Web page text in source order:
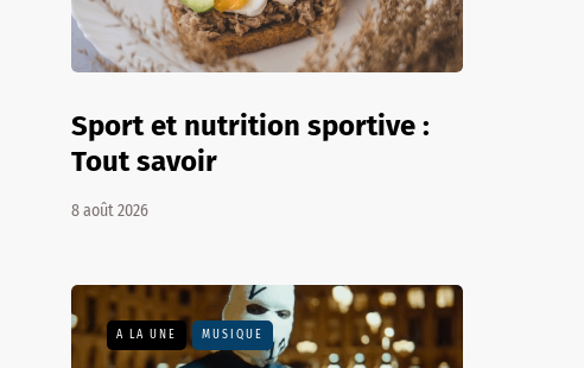
Sport et nutrition sportive :
Tout savoir
8 août 2026
A LA UNE MUSIQUE